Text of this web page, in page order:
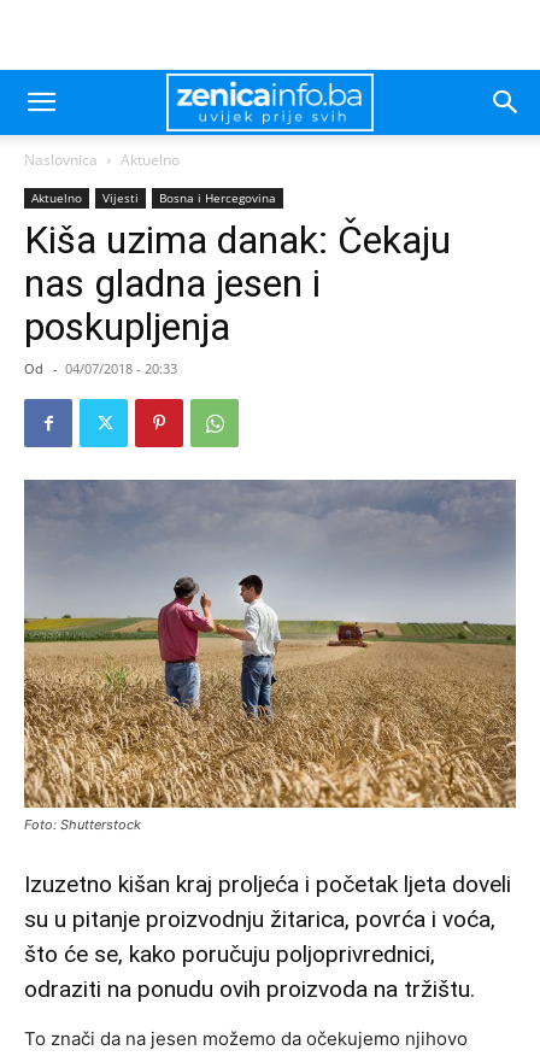
Naslovnica Aktuelno
Aktuelno Vijesti Bosna i Hercegovina
Kiša uzima danak: Čekaju
nas gladna jesen i
poskupljenja
Od - 04/07/2018 - 20:33
Foto: Shutterstock
Izuzetno kišan kraj proljeća i početak ljeta doveli
su u pitanje proizvodnju žitarica, povrća i voća,
što će se, kako poručuju poljoprivrednici,
odraziti na ponudu ovih proizvoda na tržištu.
To znači da na jesen možemo da očekujemo njihovo